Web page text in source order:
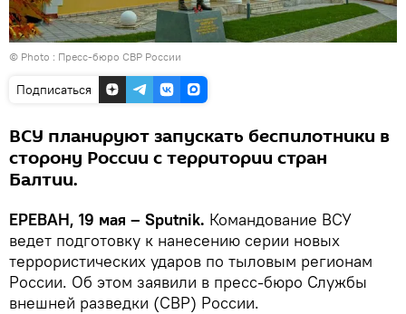
© Photo : Пресс-бюро СВР России
Подписаться
ВСУ планируют запускать беспилотники в
сторону России с территории стран
Балтии.
ЕРЕВАН, 19 мая – Sputnik. Командование ВСУ
ведет подготовку к нанесению серии новых
террористических ударов по тыловым регионам
России. Об этом заявили в пресс-бюро Службы
внешней разведки (СВР) России.